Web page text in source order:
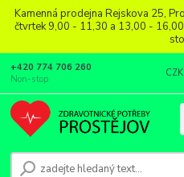
Kamenná prodejna Rejskova 25,
čtvrtek 9,00 - 11,30 a 13,00 -
+420 774 706 260
Non-stop